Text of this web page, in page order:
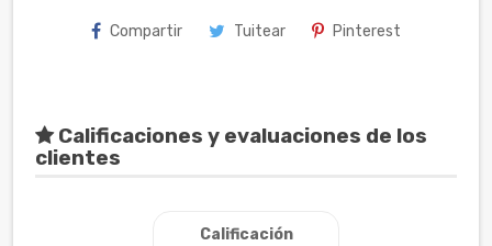
Compartir Tuitear Pinterest
Calificaciones y evaluaciones de los
clientes
Calificación